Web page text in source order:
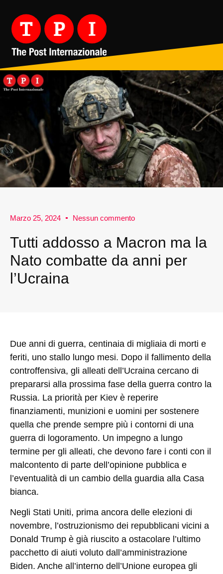
Marzo 25, 2024 Nessun commento
Tutti addosso a Macron ma la
Nato combatte da anni per
l’Ucraina
Due anni di guerra, centinaia di migliaia di morti e
feriti, uno stallo lungo mesi. Dopo il fallimento della
controffensiva, gli alleati dell’Ucraina cercano di
prepararsi alla prossima fase della guerra contro la
Russia. La priorità per Kiev è reperire
finanziamenti, munizioni e uomini per sostenere
quella che prende sempre più i contorni di una
guerra di logoramento. Un impegno a lungo
termine per gli alleati, che devono fare i conti con il
malcontento di parte dell’opinione pubblica e
l’eventualità di un cambio della guardia alla Casa
bianca.
Negli Stati Uniti, prima ancora delle elezioni di
novembre, l’ostruzionismo dei repubblicani vicini a
Donald Trump è già riuscito a ostacolare l’ultimo
pacchetto di aiuti voluto dall’amministrazione
Biden. Anche all’interno dell’Unione europea gli